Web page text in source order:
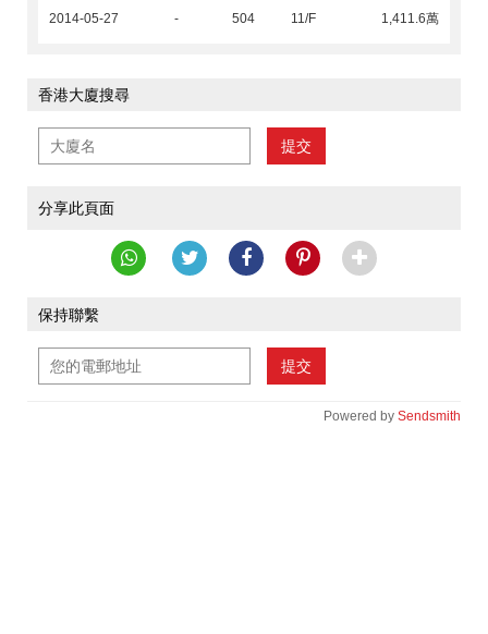
2014-05-27 - 504 11/F 1,411.6萬
香港大廈搜尋
提交
分享此頁面
保持聯繫
提交
Powered by Sendsmith